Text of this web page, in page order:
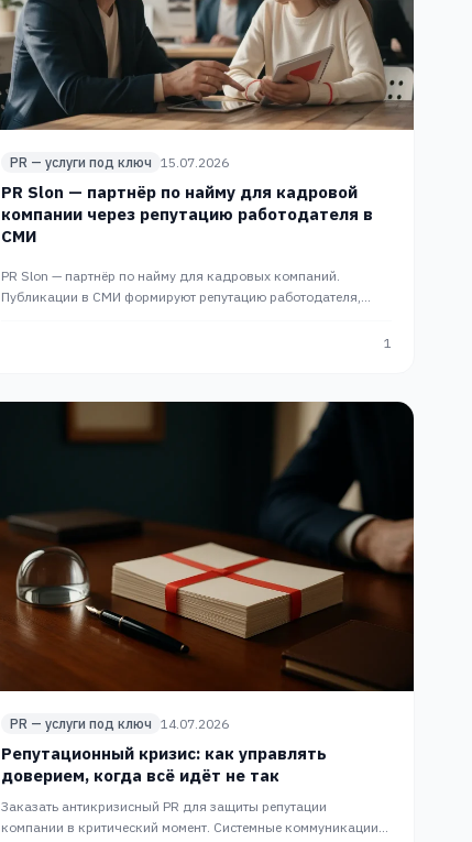
PR — услуги под ключ 15.07.2026
PR Slon — партнёр по найму для кадровой
компании через репутацию работодателя в
СМИ
PR Slon — партнёр по найму для кадровых компаний.
Публикации в СМИ формируют репутацию работодателя,
1
PR — услуги под ключ 14.07.2026
Репутационный кризис: как управлять
доверием, когда всё идёт не так
Заказать антикризисный PR для защиты репутации
компании в критический момент. Системные коммуникации